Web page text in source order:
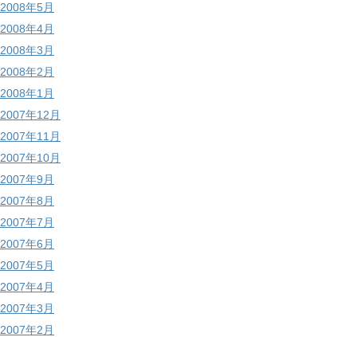
2008年5月
2008年4月
2008年3月
2008年2月
2008年1月
2007年12月
2007年11月
2007年10月
2007年9月
2007年8月
2007年7月
2007年6月
2007年5月
2007年4月
2007年3月
2007年2月